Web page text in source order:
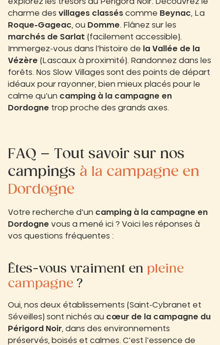
charme des villages classés comme Beynac , La
Roque-Gageac , ou Domme. Flânez sur les
marchés de Sarlat (facilement accessible).
Immergez-vous dans l’histoire de la Vallée de la
Vézère (Lascaux à proximité). Randonnez dans les
forêts. Nos Slow Villages sont des points de départ
idéaux pour rayonner, bien mieux placés pour le
calme qu’un camping à la campagne en
Dordogne trop proche des grands axes.
FAQ – Tout savoir sur nos
campings à la campagne en
Dordogne
Votre recherche d’un camping à la campagne en
Dordogne vous a mené ici ? Voici les réponses à
vos questions fréquentes :
Êtes-vous vraiment en pleine
campagne ?
Oui, nos deux établissements (Saint-Cybranet et
Séveilles) sont nichés au cœur de la campagne du
Périgord Noir , dans des environnements
préservés, boisés et calmes. C’est l’essence de